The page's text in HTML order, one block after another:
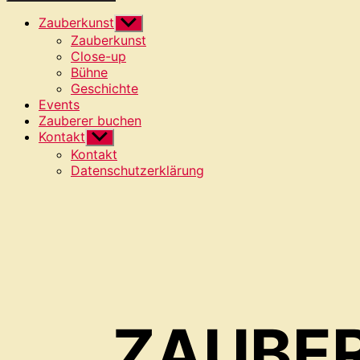
Zauberkunst Untermenü
anzeigen
Zauberkunst
Close-up
Bühne
Geschichte
Events
Zauberer buchen
Kontakt Untermenü
anzeigen
Kontakt
Datenschutzerklärung